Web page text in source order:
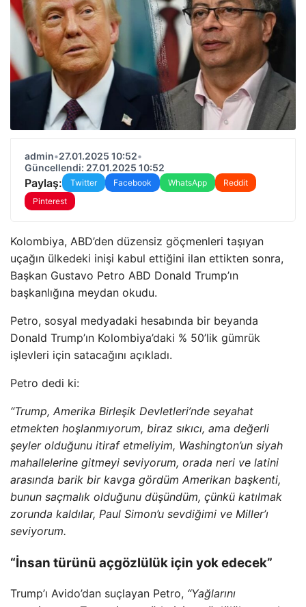
admin•27.01.2025 10:52•
Güncellendi: 27.01.2025 10:52
Paylaş: Twitter Facebook WhatsApp
Reddit
Pinterest
Kolombiya, ABD’den düzensiz göçmenleri taşıyan
uçağın ülkedeki inişi kabul ettiğini ilan ettikten sonra,
Başkan Gustavo Petro ABD Donald Trump’ın
başkanlığına meydan okudu.
Petro, sosyal medyadaki hesabında bir beyanda
Donald Trump’ın Kolombiya’daki % 50’lik gümrük
işlevleri için satacağını açıkladı.
Petro dedi ki:
“Trump, Amerika Birleşik Devletleri’nde seyahat
etmekten hoşlanmıyorum, biraz sıkıcı, ama değerli
şeyler olduğunu itiraf etmeliyim, Washington’un siyah
mahallelerine gitmeyi seviyorum, orada neri ve latini
arasında barik bir kavga gördüm Amerikan başkenti,
bunun saçmalık olduğunu düşündüm, çünkü katılmak
zorunda kaldılar, Paul Simon’u sevdiğimi ve Miller’ı
seviyorum.
“İnsan türünü açgözlülük için yok edecek”
Trump’ı Avido’dan suçlayan Petro, “Yağlarını